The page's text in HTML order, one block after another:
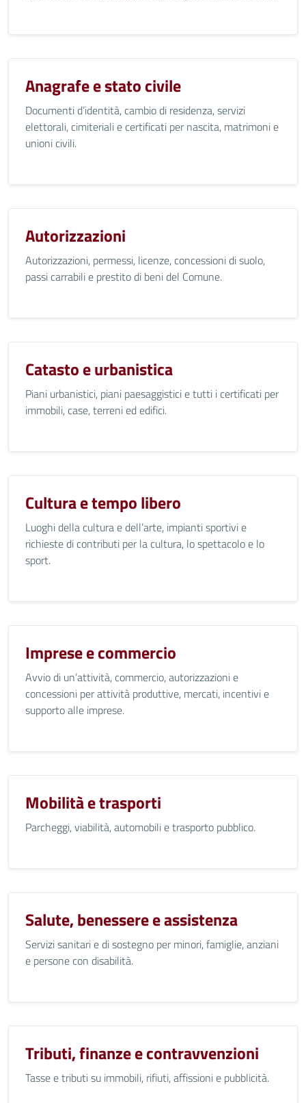
Anagrafe e stato civile
Documenti d’identità, cambio di residenza, servizi
elettorali, cimiteriali e certificati per nascita, matrimoni e
unioni civili.
Autorizzazioni
Autorizzazioni, permessi, licenze, concessioni di suolo,
passi carrabili e prestito di beni del Comune.
Catasto e urbanistica
Piani urbanistici, piani paesaggistici e tutti i certificati per
immobili, case, terreni ed edifici.
Cultura e tempo libero
Luoghi della cultura e dell’arte, impianti sportivi e
richieste di contributi per la cultura, lo spettacolo e lo
sport.
Imprese e commercio
Avvio di un’attività, commercio, autorizzazioni e
concessioni per attività produttive, mercati, incentivi e
supporto alle imprese.
Mobilità e trasporti
Parcheggi, viabilità, automobili e trasporto pubblico.
Salute, benessere e assistenza
Servizi sanitari e di sostegno per minori, famiglie, anziani
e persone con disabilità.
Tributi, finanze e contravvenzioni
Tasse e tributi su immobili, rifiuti, affissioni e pubblicità.